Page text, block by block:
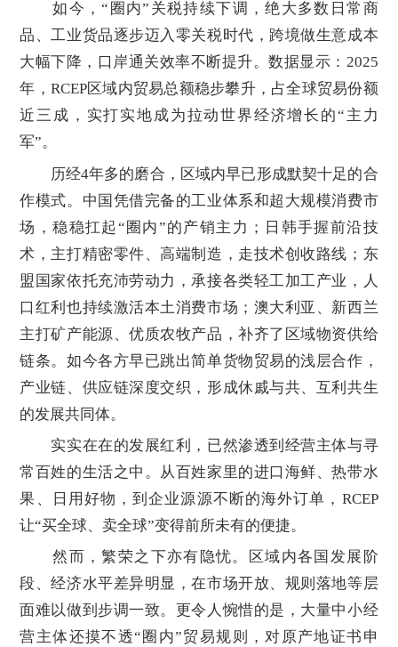
如今，“圈内”关税持续下调，绝大多数日常商
品、工业货品逐步迈入零关税时代，跨境做生意成本
大幅下降，口岸通关效率不断提升。数据显示：2025
年，RCEP区域内贸易总额稳步攀升，占全球贸易份额
近三成，实打实地成为拉动世界经济增长的“主力
军”。
历经4年多的磨合，区域内早已形成默契十足的合
作模式。中国凭借完备的工业体系和超大规模消费市
场，稳稳扛起“圈内”的产销主力；日韩手握前沿技
术，主打精密零件、高端制造，走技术创收路线；东
盟国家依托充沛劳动力，承接各类轻工加工产业，人
口红利也持续激活本土消费市场；澳大利亚、新西兰
主打矿产能源、优质农牧产品，补齐了区域物资供给
链条。如今各方早已跳出简单货物贸易的浅层合作，
产业链、供应链深度交织，形成休戚与共、互利共生
的发展共同体。
实实在在的发展红利，已然渗透到经营主体与寻
常百姓的生活之中。从百姓家里的进口海鲜、热带水
果、日用好物，到企业源源不断的海外订单，RCEP
让“买全球、卖全球”变得前所未有的便捷。
然而，繁荣之下亦有隐忧。区域内各国发展阶
段、经济水平差异明显，在市场开放、规则落地等层
面难以做到步调一致。更令人惋惜的是，大量中小经
营主体还摸不透“圈内”贸易规则，对原产地证书申